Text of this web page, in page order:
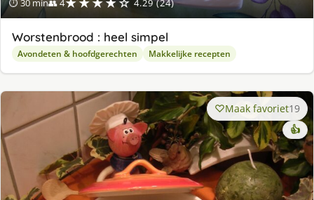
⏱ 30 min👥 4 4.29 (24)
Worstenbrood : heel simpel
Avondeten & hoofdgerechten Makkelijke recepten
Maak favoriet19
👍